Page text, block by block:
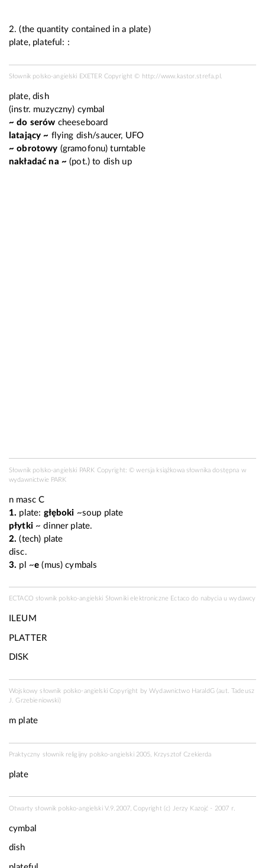
2. (the quantity contained in a plate)
plate, plateful: :
Słownik polsko-angielski EXETER Copyright © http://www.kastor.strefa.pl
plate, dish
(instr. muzyczny) cymbal
~ do serów cheeseboard
latający ~ flying dish/saucer, UFO
~ obrotowy (gramofonu) turntable
nakładać na ~ (pot.) to dish up
Słownik polsko-angielski PARK Copyright: © wersja książkowa słownika dostępna w
wydawnictwie PARK
n masc C
1. plate: głęboki ~soup plate
płytki~ dinner plate.
2. (tech) plate
disc.
3. pl ~e (mus) cymbals
ECTACO słownik polsko-angielski Słowniki elektroniczne Ectaco do nabycia uwydawcy
ILEUM
PLATTER
DISK
Wojskowy słownik polsko-angielski Copyright byWydawnictwo HaraldG(aut. Tadeusz
J. Grzebieniowski)
m plate
Praktyczny słownik religijny polsko-angielski 2005, Krzysztof Czekierda
plate
Otwarty słownik polsko-angielski V.9.2007, Copyright (c) Jerzy Kazojć - 2007 r.
cymbal
dish